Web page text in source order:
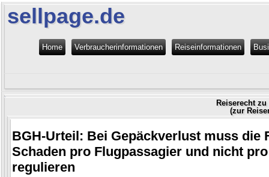
Reiserecht
(zur
BGH-Urteil: Bei Gepäckverlust muss die
Schaden pro Flugpassagier und nicht
regulieren
sellpage.de
Home Verbraucherinformationen Reiseinformationen